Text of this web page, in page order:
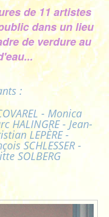
de 11 artistes
dans un lieu
de verdure au
:
- Monica
HALINGRE - Jean-
LEPÈRE -
SCHLESSER -
SOLBERG